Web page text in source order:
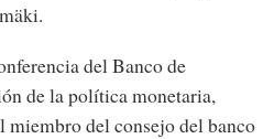
del Banco de
de la política monetaria,
miembro del consejo del banco